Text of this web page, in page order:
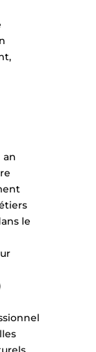
an
le